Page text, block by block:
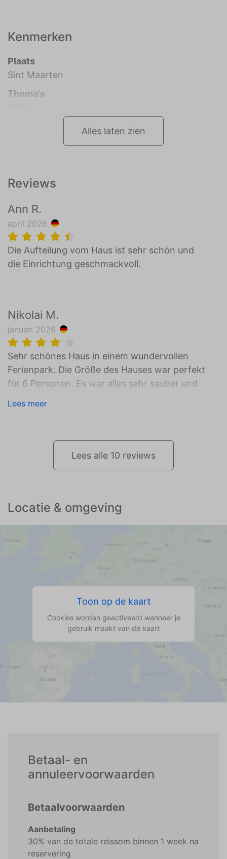
Kenmerken
Plaats
Sint Maarten
Thema's
Alles laten zien
Reviews
Ann R.
april 2026
Die Aufteilung vom Haus ist sehr schön und
die Einrichtung geschmackvoll.
Nikolai M.
januari 2026
Sehr schönes Haus in einem wundervollen
Ferienpark. Die Größe des Hauses war perfekt
für 6 Personen. Es war alles sehr sauber und
unkompliziert. Wir würden in jedem Fall
nochmal ein Haus von Droomvilla buchen!
Lees meer
Lees alle 10 reviews
Locatie & omgeving
Toon op de kaart
Cookies worden geactiveerd wanneer je
gebruik maakt van de kaart
Betaal- en
annuleervoorwaarden
Betaalvoorwaarden
Aanbetaling
30% van de totale reissom binnen 1 week na
reservering